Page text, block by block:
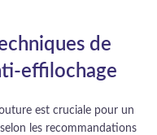
de
effilochage
est cruciale pour un
les recommandations